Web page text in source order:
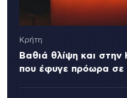
Κρήτη
Βαθιά θλίψη και στην
που έφυγε πρόωρα σε